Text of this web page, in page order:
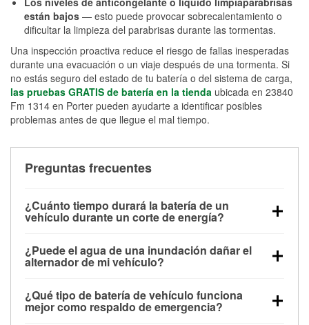
están bajos — esto puede provocar sobrecalentamiento o
dificultar la limpieza del parabrisas durante las tormentas.
Una inspección proactiva reduce el riesgo de fallas inesperadas
durante una evacuación o un viaje después de una tormenta. Si
no estás seguro del estado de tu batería o del sistema de carga,
las pruebas GRATIS de batería en la tienda ubicada en 23840
Fm 1314 en Porter pueden ayudarte a identificar posibles
problemas antes de que llegue el mal tiempo.
Preguntas frecuentes
¿Cuánto tiempo durará la batería de un
vehículo durante un corte de energía?
alimentar pequeños accesorios durante un tiempo
limitado, pero el uso repetido sin conducir el vehículo
contar con un equipo de carga de respaldo para
cortes prolongados.
¿Puede el agua de una inundación dañar el
alternador de mi vehículo?
parte baja del compartimento del motor y pueden
dañarse si se sumergen, lo que puede provocar una
¿Qué tipo de batería de vehículo funciona
mejor como respaldo de emergencia?